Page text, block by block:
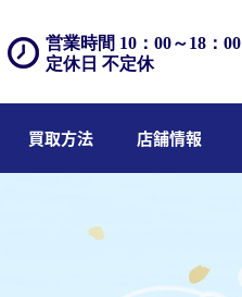
営業時間 10：00～18：00
定休日 不定休
買取方法 店舗情報